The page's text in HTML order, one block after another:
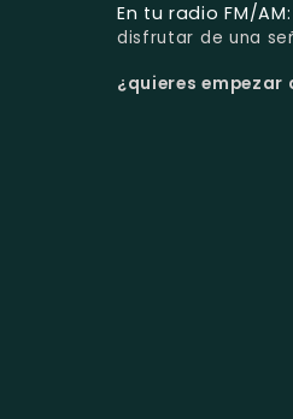
En tu radio FM/AM:
disfrutar de una
¿quieres empezar